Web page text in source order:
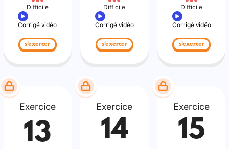
Difficile
Corrigé vidéo
s'exercer
Difficile
Corrigé vidéo
s'exercer
Difficile
Corrigé vidéo
s'exercer
Exercice
13
Exercice
14
Exercice
15